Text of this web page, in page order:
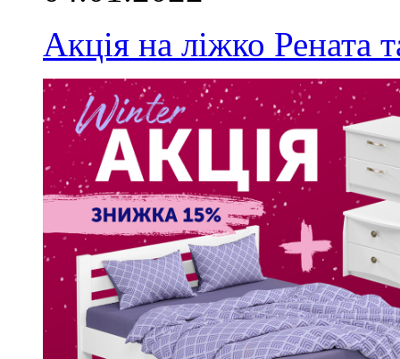
Акція на ліжко